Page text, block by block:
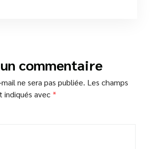
commentaire
ne sera pas publiée. Les champs
indiqués avec *